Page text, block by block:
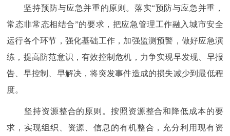
坚持预防与应急并重的原则。落实“预防与应急并重，
常态非常态相结合”的要求，把应急管理工作融入城市安全
运行各个环节，强化基础工作，加强监测预警，做好应急演
练，提高防范意识，有效控制危机，力争实现早发现、早报
告、早控制、早解决，将突发事件造成的损失减少到最低程
度。
坚持资源整合的原则。按照资源整合和降低成本的要
求，实现组织、资源、信息的有机整合，充分利用现有资